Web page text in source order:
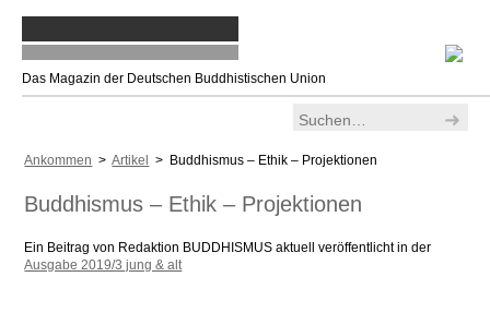
Das Magazin der Deutschen Buddhistischen Union
Ankommen >Artikel > Buddhismus – Ethik – Projektionen
Buddhismus – Ethik – Projektionen
Ein Beitrag von Redaktion BUDDHISMUS aktuell veröffentlicht in der
Ausgabe 2019/3 jung & alt